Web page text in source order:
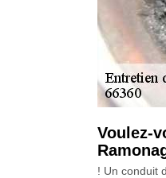
Voulez-
! Un conduit